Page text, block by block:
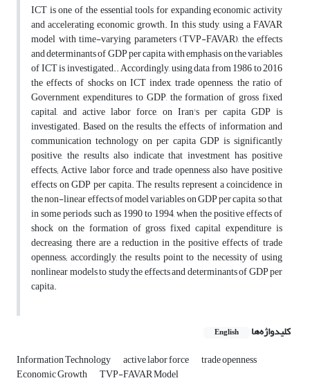
ICT is one of the essential tools for expanding economic activity
and accelerating economic growth. In this study, using a FAVAR
model with time-varying parameters (TVP-FAVAR), the effects
and determinants of GDP per capita, with emphasis on the variables
of ICT is investigated.. Accordingly, using data from 1986 to 2016
the effects of shocks on ICT index, trade openness, the ratio of
Government expenditures to GDP, the formation of gross fixed
capital, and active labor force, on Iran's per capita GDP is
investigated. Based on the results, the effects of information and
communication technology on per capita GDP is significantly
positive, the results also indicate that investment has positive
effects; Active labor force and trade openness also have positive
effects on GDP per capita. The results represent a coincidence in
the non-linear effects of model variables on GDP per capita, so that
in some periods such as 1990 to 1994, when the positive effects of
shock on the formation of gross fixed capital expenditure is
decreasing, there are a reduction in the positive effects of trade
openness; accordingly, the results point to the necessity of using
nonlinear models to study the effects and determinants of GDP per
capita.
کلیدواژه‌ها English
Information Technology active labor force trade openness
Economic Growth TVP-FAVAR Model